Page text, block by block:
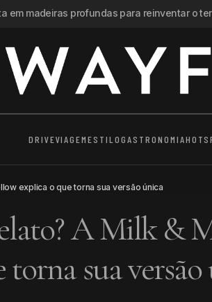
em madeiras profundas para reinventar o
DRIVEVIAGEMESTILOGASTRONOMIA
explica o que torna sua versão única
A Milk &
torna sua